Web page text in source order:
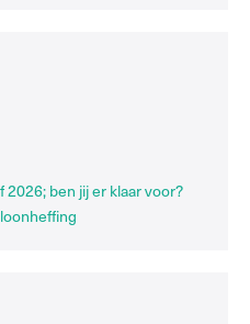
ben jij er klaar voor?